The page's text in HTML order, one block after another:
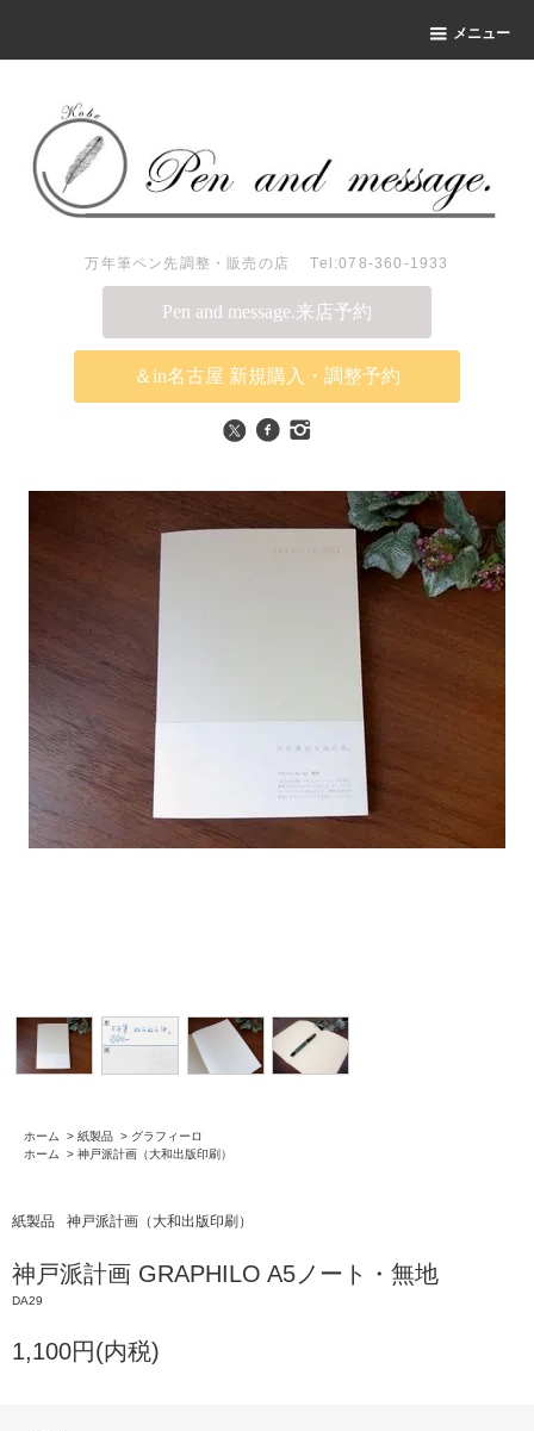
メニュー
万年筆ペン先調整・販売の店 Tel:078-360-1933
Pen and message.来店予約
＆in名古屋 新規購入・調整予約
ホーム > 紙製品 > グラフィーロ
ホーム
> 神戸派計画（大和出版印刷）
紙製品 神戸派計画（大和出版印刷）
神戸派計画 GRAPHILO A5ノート・無地
DA29
1,100円(内税)